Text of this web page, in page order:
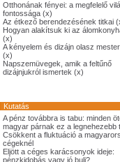
Otthonának fényei: a megfelelő
fontossága (x)
Az étkező berendezésének titkai
Hogyan alakítsuk ki az
(x)
A kényelem és dizájn olasz
(x)
Napszemüvegek, amik a feltűnő
dizájnjukról ismertek (x)
Kutatás
A pénz továbbra is tabu: minden
magyar párnak ez a legnehezebb
Csökkent a fluktuáció a
cégeknél
Eljött a céges karácsonyok ideje:
pénzkidobás vagy jó buli?